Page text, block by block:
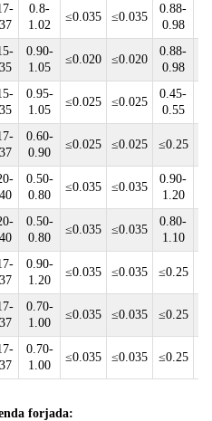
0.8-
1.02
≤0.035 ≤0.035
0.88-
0.98
0.90-
1.05
≤0.020 ≤0.020
0.88-
0.98
0.95-
1.05
≤0.025 ≤0.025
0.45-
0.55
0.60-
0.90
≤0.025 ≤0.025 ≤0.25
0.50-
0.80
≤0.035 ≤0.035
0.90-
1.20
0.50-
0.80
≤0.035 ≤0.035
0.80-
1.10
0.90-
1.20
≤0.035 ≤0.035 ≤0.25
0.70-
1.00
≤0.035 ≤0.035 ≤0.25
0.70-
1.00
≤0.035 ≤0.035 ≤0.25
forjada: